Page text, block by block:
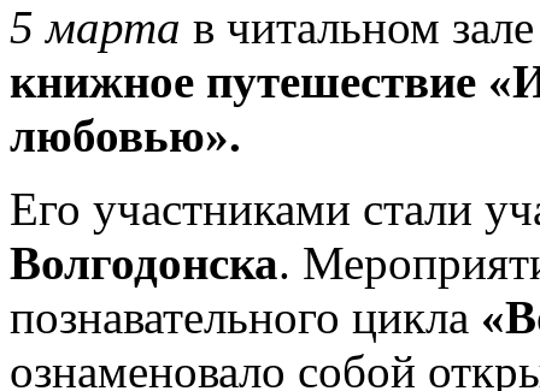
5 марта в читальном
книжное путешествие
любовью».
Его участниками стали
Волгодонска.
познавательного цикла
ознаменовало собой